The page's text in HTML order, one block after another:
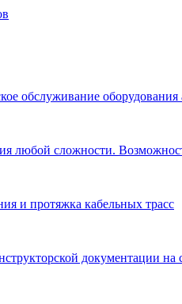
обслуживание
любой сложности.
и протяжка кабельных трасс
документации на